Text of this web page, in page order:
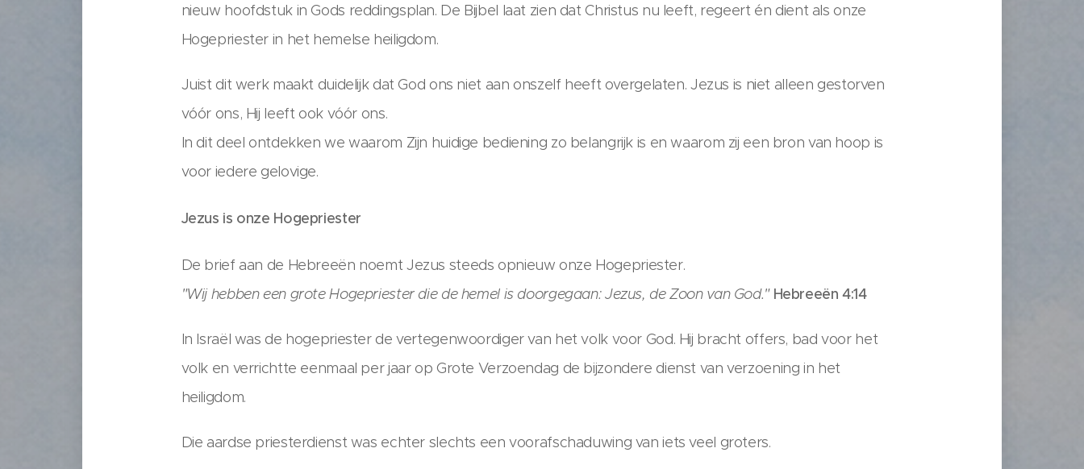
nieuw hoofdstuk in Gods reddingsplan. De Bijbel laat zien dat Christus nu leeft, regeert én dient als onze
Hogepriester in het hemelse heiligdom.
Juist dit werk maakt duidelijk dat God ons niet aan onszelf heeft overgelaten. Jezus is niet alleen gestorven
vóór ons, Hij leeft ook vóór ons.
In dit deel ontdekken we waarom Zijn huidige bediening zo belangrijk is en waarom zij een bron van hoop is
voor iedere gelovige.
Jezus is onze Hogepriester
De brief aan de Hebreeën noemt Jezus steeds opnieuw onze Hogepriester.
"Wij hebben een grote Hogepriester die de hemel is doorgegaan: Jezus, de Zoon van God." Hebreeën 4:14
In Israël was de hogepriester de vertegenwoordiger van het volk voor God. Hij bracht offers, bad voor het
volk en verrichtte eenmaal per jaar op Grote Verzoendag de bijzondere dienst van verzoening in het
heiligdom.
Die aardse priesterdienst was echter slechts een voorafschaduwing van iets veel groters.